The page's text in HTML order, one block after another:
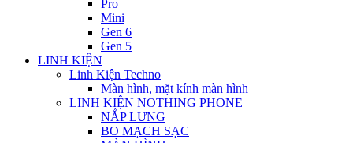
Pro
Mini
Gen 6
Gen 5
LINH KIỆN
Linh Kiện Techno
Màn hình, mặt kính màn hình
LINH KIỆN NOTHING PHONE
NẮP LƯNG
BO MẠCH SẠC